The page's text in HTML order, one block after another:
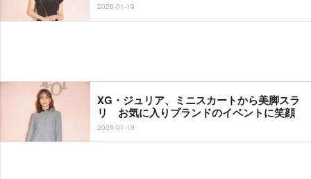
2026-01-19
XG・ジュリア、ミニスカートから美脚スラ
リ お気に入りブランドのイベントに笑顔
2026-01-19